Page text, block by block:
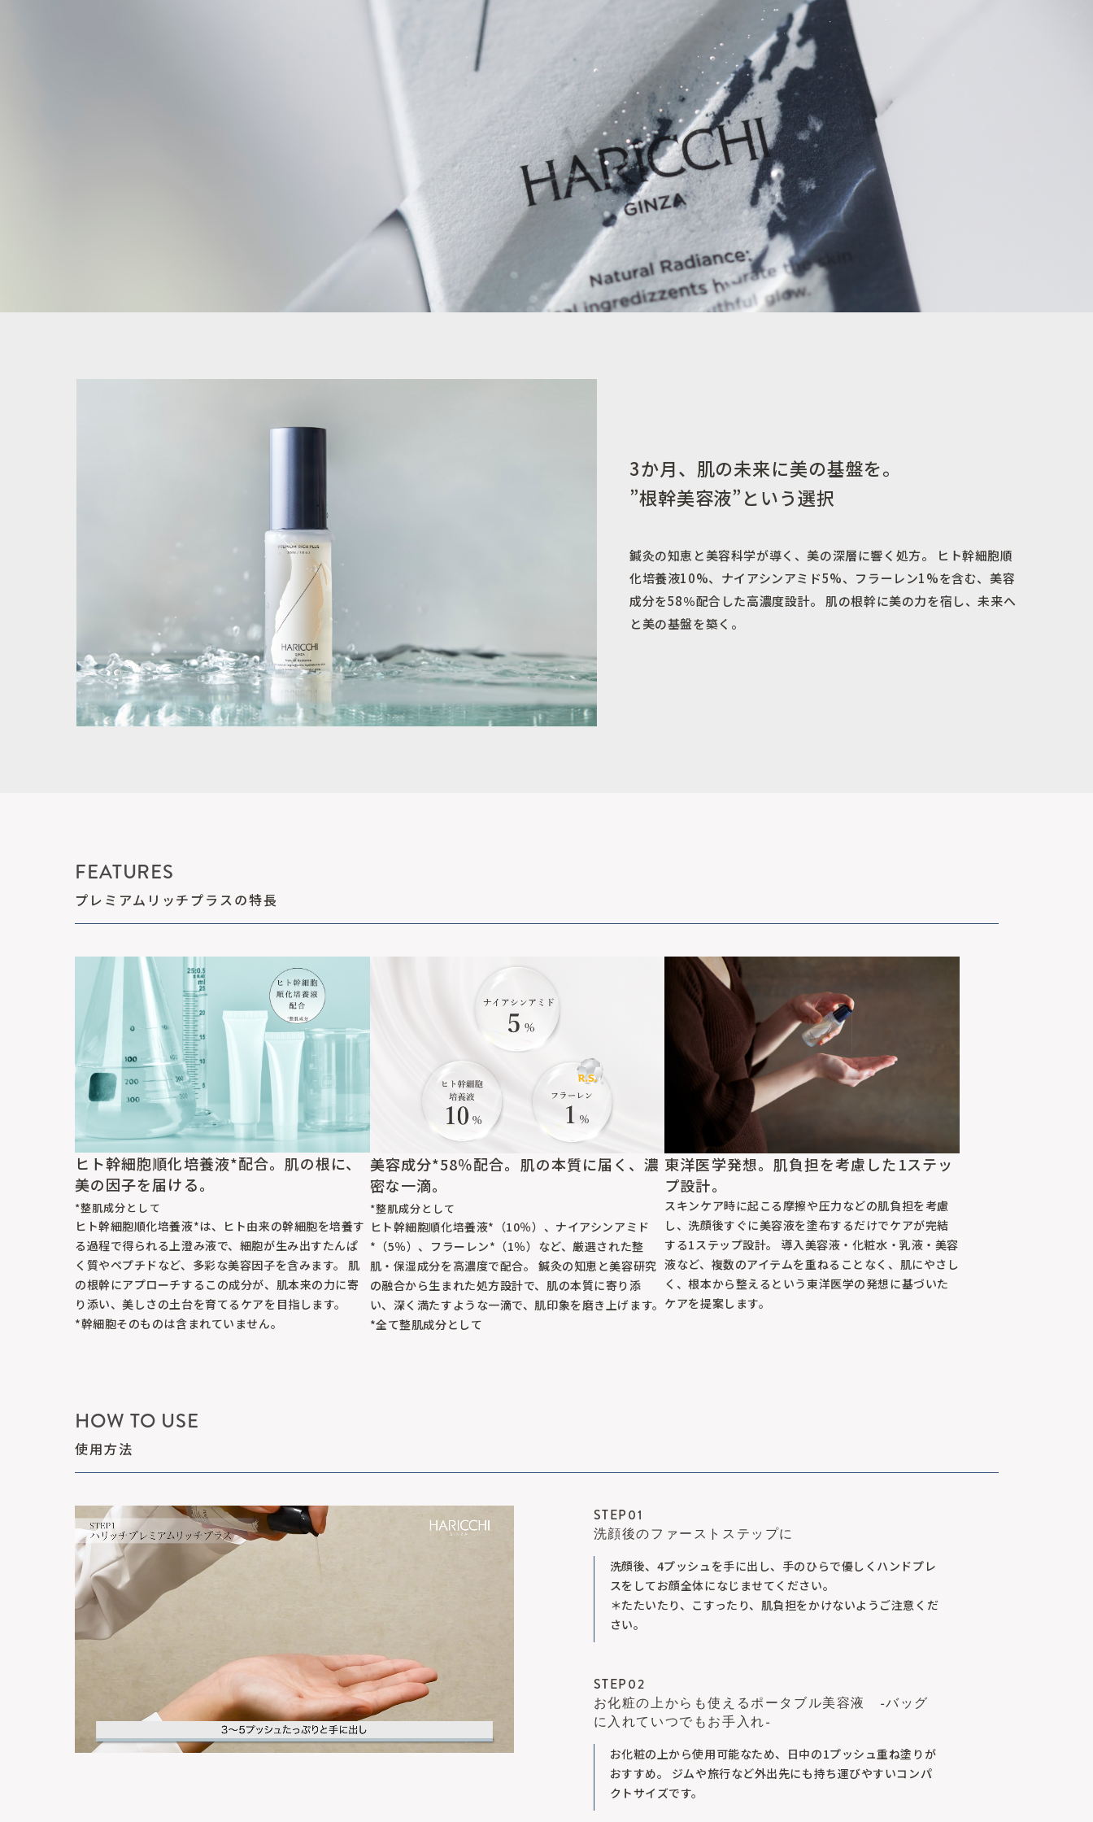
3か月、肌の未来に美の基盤を。
”根幹美容液”という選択
鍼灸の知恵と美容科学が導く、美の深層に響く処方。 ヒト幹細胞順
化培養液10%、ナイアシンアミド5%、フラーレン1%を含む、美容
成分を58％配合した高濃度設計。 肌の根幹に美の力を宿し、未来へ
と美の基盤を築く。
FEATURES
プレミアムリッチプラスの特長
ヒト幹細胞順化培養液*配合。肌の根に、
美の因子を届ける。
*整肌成分として
ヒト幹細胞順化培養液*は、ヒト由来の幹細胞を培養す
る過程で得られる上澄み液で、細胞が生み出すたんぱ
く質やペプチドなど、多彩な美容因子を含みます。 肌
の根幹にアプローチするこの成分が、肌本来の力に寄
り添い、美しさの土台を育てるケアを目指します。
*幹細胞そのものは含まれていません。
美容成分*58％配合。肌の本質に届く、濃
密な一滴。
*整肌成分として
ヒト幹細胞順化培養液*（10％）、ナイアシンアミド
*（5％）、フラーレン*（1％）など、厳選された整
肌・保湿成分を高濃度で配合。 鍼灸の知恵と美容研究
の融合から生まれた処方設計で、肌の本質に寄り添
い、深く満たすような一滴で、肌印象を磨き上げます。
*全て整肌成分として
東洋医学発想。肌負担を考慮した1ステッ
プ設計。
スキンケア時に起こる摩擦や圧力などの肌負担を考慮
し、洗顔後すぐに美容液を塗布するだけでケアが完結
する1ステップ設計。 導入美容液・化粧水・乳液・美容
液など、複数のアイテムを重ねることなく、肌にやさし
く、根本から整えるという東洋医学の発想に基づいた
ケアを提案します。
HOW TO USE
使用方法
STEP01
洗顔後のファーストステップに
洗顔後、4プッシュを手に出し、手のひらで優しくハンドプレ
スをしてお顔全体になじませてください。
＊たたいたり、こすったり、肌負担をかけないようご注意くだ
さい。
STEP02
お化粧の上からも使えるポータブル美容液 -バッグ
に入れていつでもお手入れ-
お化粧の上から使用可能なため、日中の1プッシュ重ね塗りが
おすすめ。 ジムや旅行など外出先にも持ち運びやすいコンパ
クトサイズです。